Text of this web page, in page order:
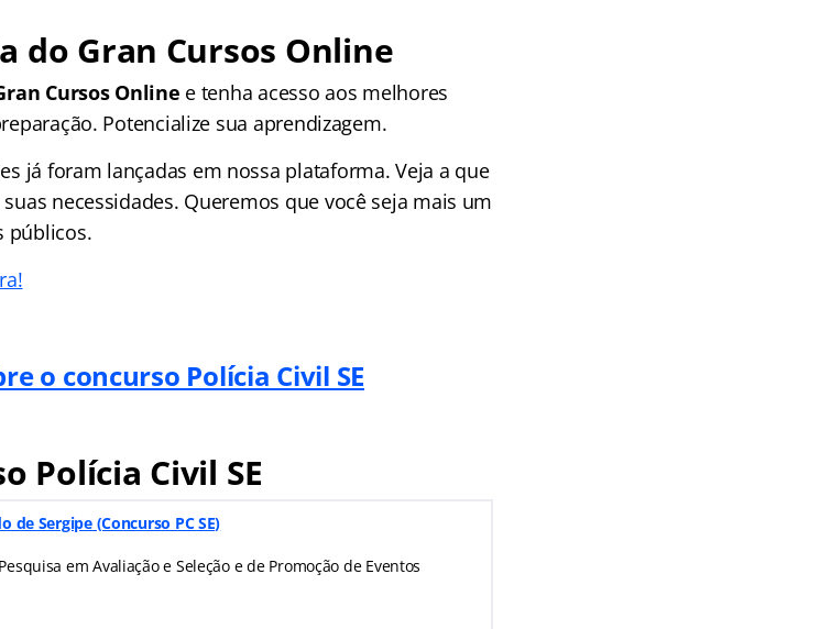
do Gran Cursos Online
Cursos Online e tenha acesso aos melhores
Potencialize sua aprendizagem.
já foram lançadas em nossa plataforma. Veja a que
necessidades. Queremos que você seja mais um
públicos.
o concurso Polícia Civil SE
Polícia Civil SE
de Sergipe (Concurso PC SE)
em Avaliação e Seleção e de Promoção de Eventos